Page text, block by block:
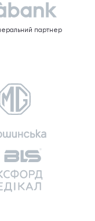
партнер